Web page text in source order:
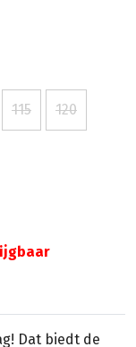
115 120
Dat biedt de